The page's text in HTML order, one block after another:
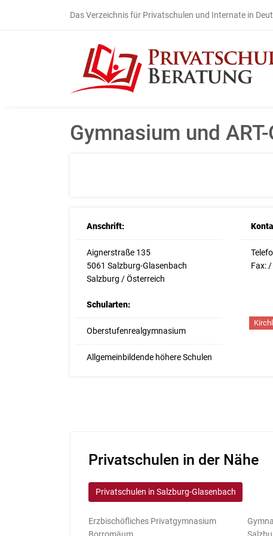
Das Verzeichnis für Privatschulen und Internate in
Gymnasium und
Anschrift:
Aignerstraße 135
5061 Salzburg-Glasenbach
Salzburg / Österreich
Fax: /
Schularten:
Oberstufenrealgymnasium
Allgemeinbildende höhere Schulen
Privatschulen in der Nähe
Privatschulen in Salzburg-Glasenbach
Erzbischöfliches Privatgymnasium